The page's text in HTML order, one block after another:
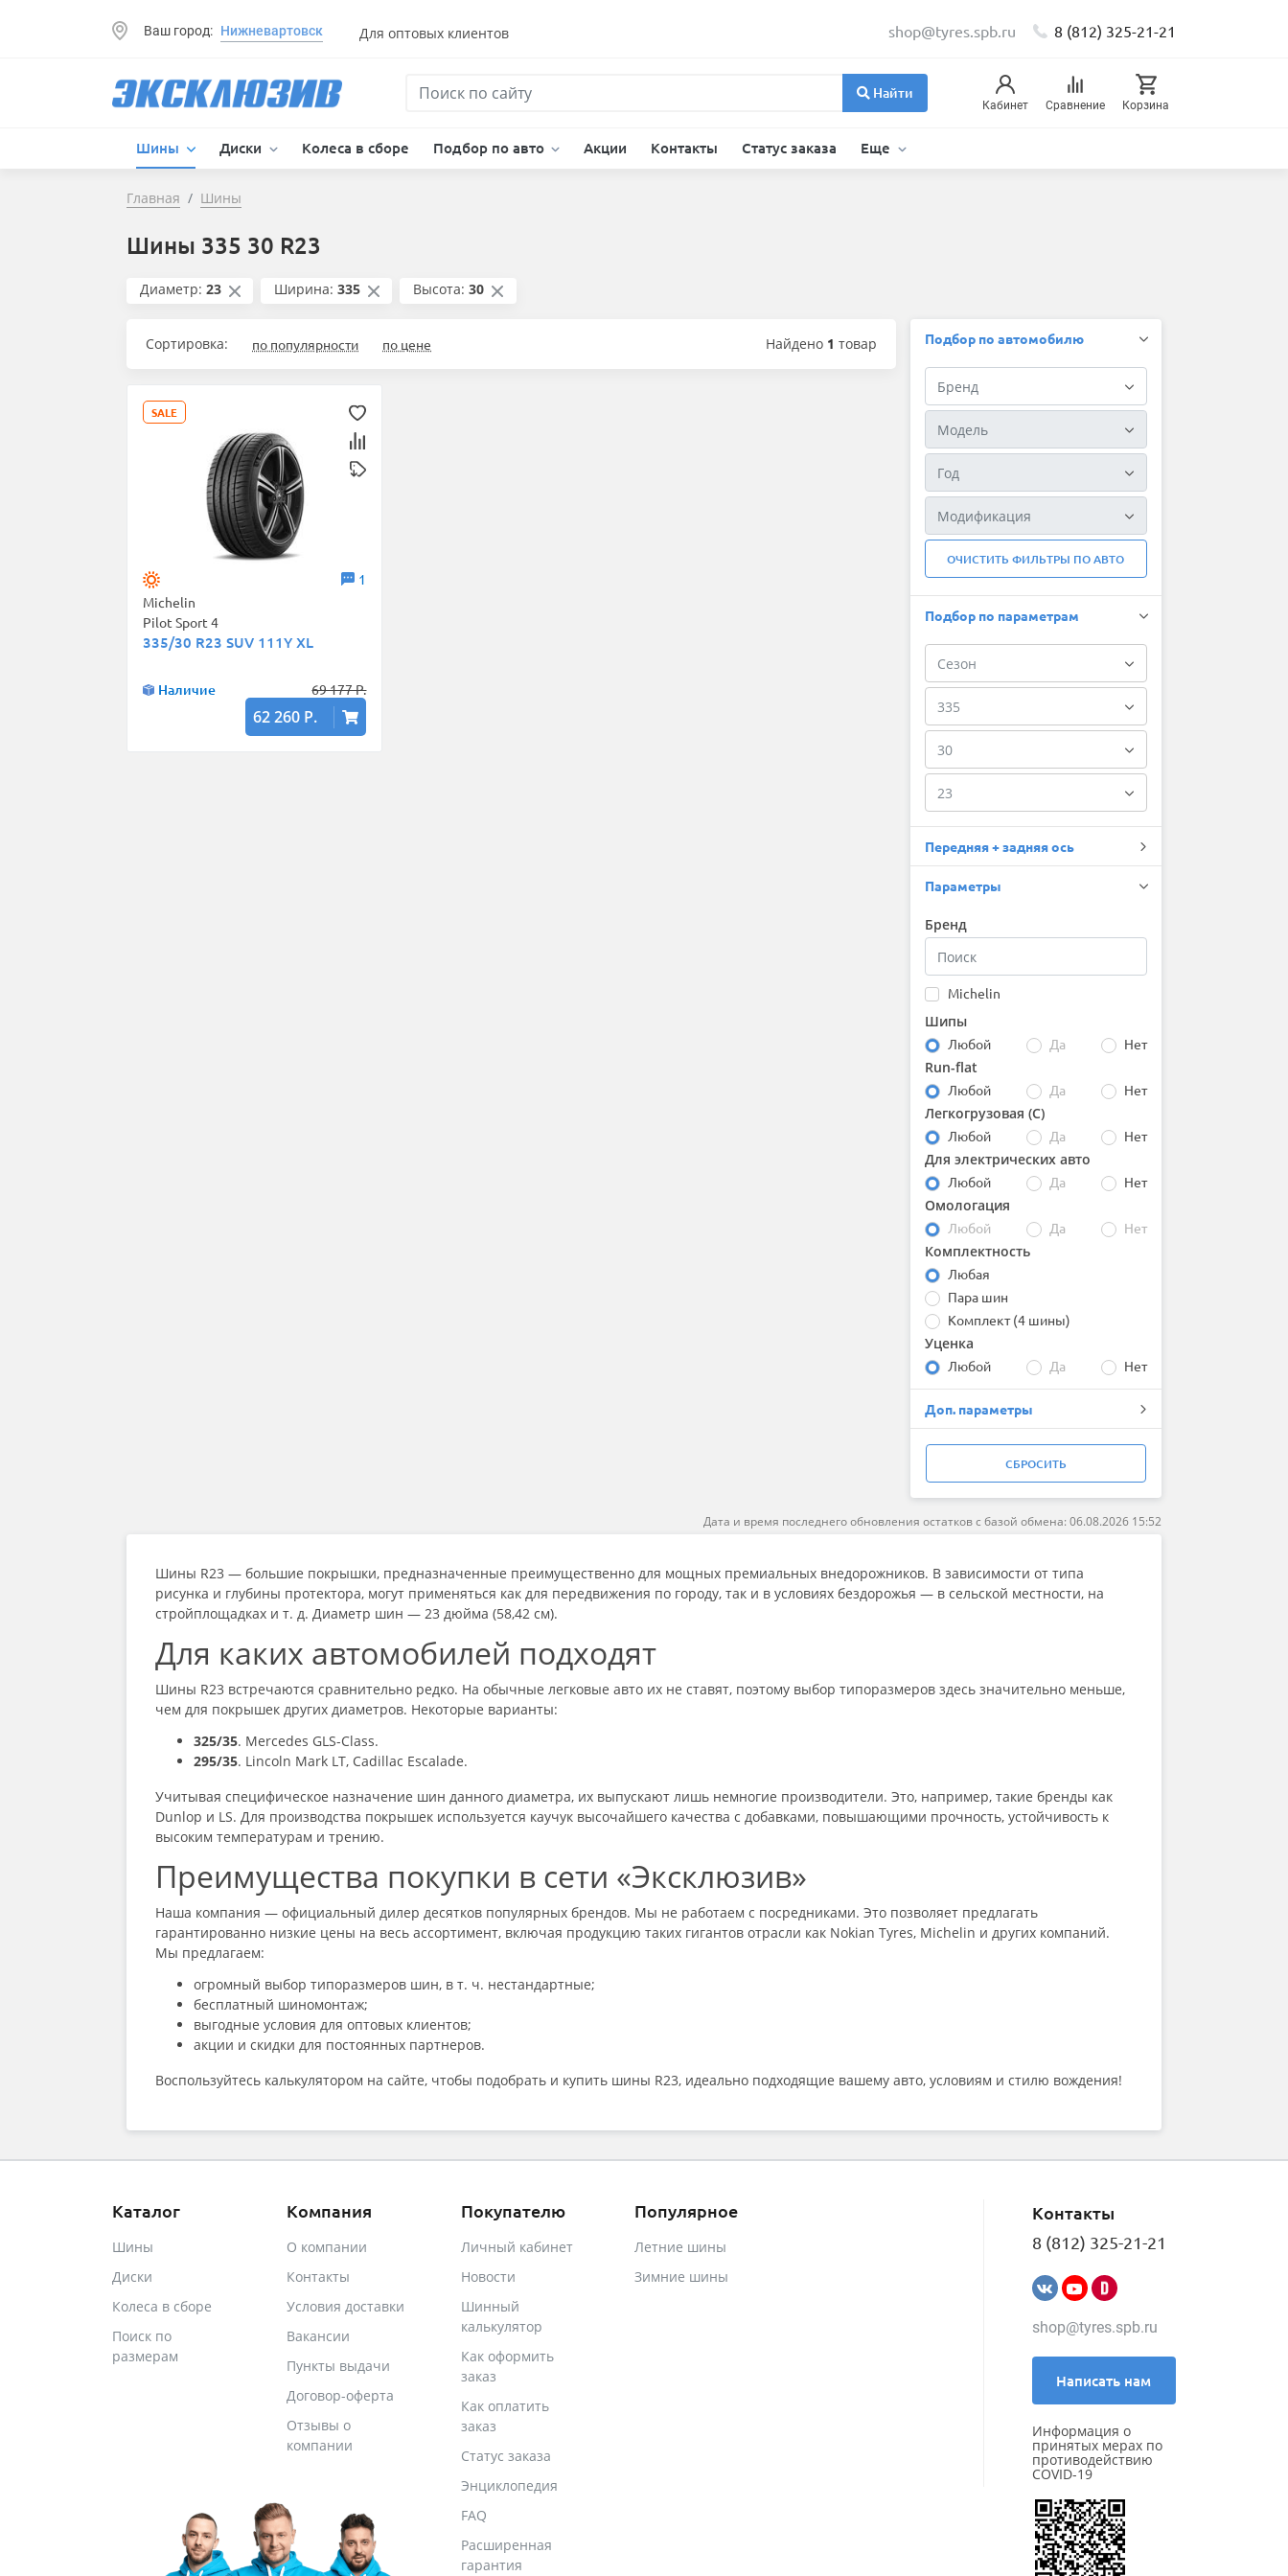
Ваш город: Нижневартовск Для оптовых клиентов shop@tyres.spb.ru 8 (812) 325-21-21
Найти
Кабинет Сравнение Корзина
Шины Диски Колеса в сборе Подбор по авто Акции Контакты Статус заказа Еще
Главная Шины
Шины 335 30 R23
Диаметр: 23 Ширина: 335 Высота: 30
Сортировка: по популярности по цене Найдено 1 товар
SALE
1
Michelin
Pilot Sport 4
335/30 R23 SUV 111Y XL
Наличие 69 177 Р.
62 260 Р.
Подбор по автомобилю
ОЧИСТИТЬ ФИЛЬТРЫ ПО АВТО
Подбор по параметрам
Передняя + задняя ось
Параметры
Бренд
Michelin
Шипы
Любой Да Нет
Run-flat
Любой Да Нет
Легкогрузовая (С)
Любой Да Нет
Для электрических авто
Любой Да Нет
Омологация
Любой Да Нет
Комплектность
Любая
Пара шин
Комплект (4 шины)
Уценка
Любой Да Нет
Доп. параметры
СБРОСИТЬ
Дата и время последнего обновления остатков с базой обмена: 06.08.2026 15:52
Шины R23 — большие покрышки, предназначенные преимущественно для мощных премиальных внедорожников. В зависимости от типа
рисунка и глубины протектора, могут применяться как для передвижения по городу, так и в условиях бездорожья — в сельской местности, на
стройплощадках и т. д. Диаметр шин — 23 дюйма (58,42 см).
Для каких автомобилей подходят
Шины R23 встречаются сравнительно редко. На обычные легковые авто их не ставят, поэтому выбор типоразмеров здесь значительно меньше,
чем для покрышек других диаметров. Некоторые варианты:
325/35. Mercedes GLS-Class.
295/35. Lincoln Mark LT, Cadillac Escalade.
Учитывая специфическое назначение шин данного диаметра, их выпускают лишь немногие производители. Это, например, такие бренды как
Dunlop и LS. Для производства покрышек используется каучук высочайшего качества с добавками, повышающими прочность, устойчивость к
высоким температурам и трению.
Преимущества покупки в сети «Эксклюзив»
Наша компания — официальный дилер десятков популярных брендов. Мы не работаем с посредниками. Это позволяет предлагать
гарантированно низкие цены на весь ассортимент, включая продукцию таких гигантов отрасли как Nokian Tyres, Michelin и других компаний.
Мы предлагаем:
огромный выбор типоразмеров шин, в т. ч. нестандартные;
бесплатный шиномонтаж;
выгодные условия для оптовых клиентов;
акции и скидки для постоянных партнеров.
Воспользуйтесь калькулятором на сайте, чтобы подобрать и купить шины R23, идеально подходящие вашему авто, условиям и стилю вождения!
Каталог
Шины
Диски
Колеса в сборе
Поиск по
размерам
Компания
О компании
Контакты
Условия доставки
Вакансии
Пункты выдачи
Договор-оферта
Отзывы о
компании
Покупателю
Личный кабинет
Новости
Шинный
калькулятор
Как оформить
заказ
Как оплатить
заказ
Статус заказа
Энциклопедия
FAQ
Расширенная
гарантия
Популярное
Летние шины
Зимние шины
Контакты
8 (812) 325-21-21
shop@tyres.spb.ru
Написать нам
Информация о
принятых мерах по
противодействию
COVID-19